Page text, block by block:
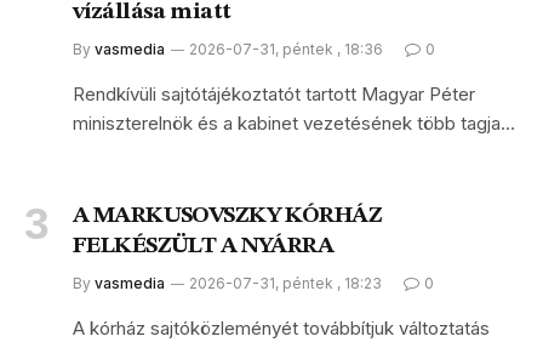
vízállása miatt
By vasmedia 2026-07-31, péntek , 18:36 0
Rendkívüli sajtótájékoztatót tartott Magyar Péter
miniszterelnök és a kabinet vezetésének több tagja…
A MARKUSOVSZKY KÓRHÁZ
FELKÉSZÜLT A NYÁRRA
By vasmedia 2026-07-31, péntek , 18:23 0
A kórház sajtóközleményét továbbítjuk változtatás